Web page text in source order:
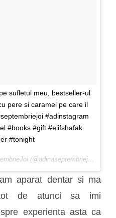
sufletul meu, bestseller-ul
pere si caramel pe care il
#adinstagram
#books #gift #elifshafak
#tonight
A photo posted by Adina//SeptembrieJoi (@adinaseptembriejoi) on
aparat dentar si ma
de atunci sa imi
experienta asta ca